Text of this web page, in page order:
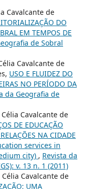
Cavalcante de
DO
EM TEMPOS DE
de Sobral
Cavalcante de
USO E FLUIDEZ DO
NO PERÍODO DA
da Geografia de
Cavalcante de
DE EDUCAÇÃO
NA CIDADE
services in
city) , Revista da
v. 13 n. 1 (2011)
Cavalcante de
UMA